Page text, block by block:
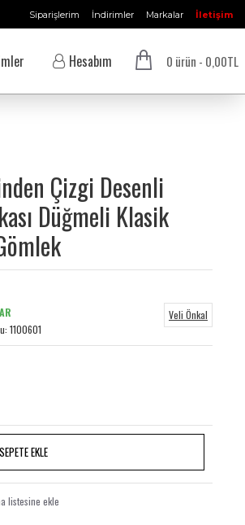
Siparişlerim İndirimler Markalar İletişim
Hesabım 0 ürün - 0,00TL
Çizgi Desenli
Düğmeli Klasik
1100601
Veli Önkal
SEPETE EKLE
listesine ekle